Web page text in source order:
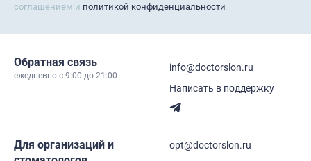
соглашением и политикой конфиденциальности
Обратная связь
ежедневно c 9:00 до 21:00
info@doctorslon.ru
Написать в поддержку
Для организаций и
opt@doctorslon.ru